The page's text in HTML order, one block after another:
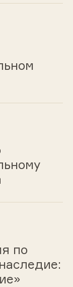
по